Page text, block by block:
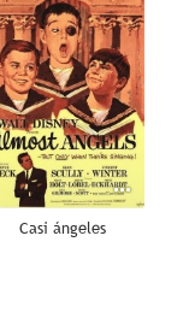
Casi ángeles